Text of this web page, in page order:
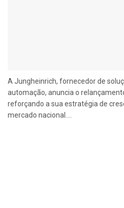
A Jungheinrich, fornecedor de
automação, anuncia o
reforçando a sua estratégia de
mercado nacional....